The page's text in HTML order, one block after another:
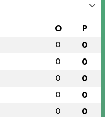
O P
0 0
0 0
0 0
0 0
0 0